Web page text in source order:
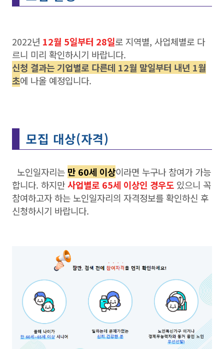
2022년 12월 5일부터 28일로 지역별, 사업체별로 다
르니 미리 확인하시기 바랍니다.
신청 결과는 기업별로 다른데 12월 말일부터 내년 1월
초에 나올 예정입니다.
모집 대상(자격)
노인일자리는 만 60세 이상이라면 누구나 참여가 가능
합니다. 하지만사업별로 65세 이상인 경우도 있으니 꼭
참여하고자 하는 노인일자리의 자격정보를 확인하신 후
신청하시기 바랍니다.